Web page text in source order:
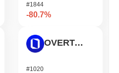
#1844
-80.7%
OVERTAKE
#1020